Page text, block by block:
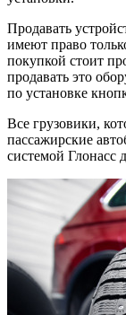
Продавать
имеют право
покупкой стоит
продавать это
по установке
Все грузовики,
пассажирские
системой Глонасс